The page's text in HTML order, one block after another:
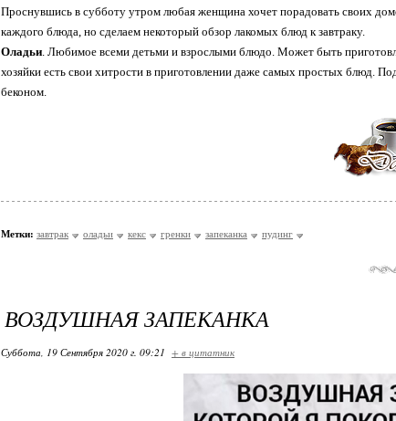
Проснувшись в субботу утром любая женщина хочет порадовать своих
каждого блюда, но сделаем некоторый обзор лакомых блюд к завтраку.
Оладьи. Любимое всеми детьми и взрослыми блюдо. Может быть
хозяйки есть свои хитрости в приготовлении даже самых простых блюд.
беконом.
Метки: завтрак оладьи кекс гренки запеканка пудинг
ВОЗДУШНАЯ ЗАПЕКАНКА
Суббота, 19 Сентября 2020 г. 09:21 + в цитатник